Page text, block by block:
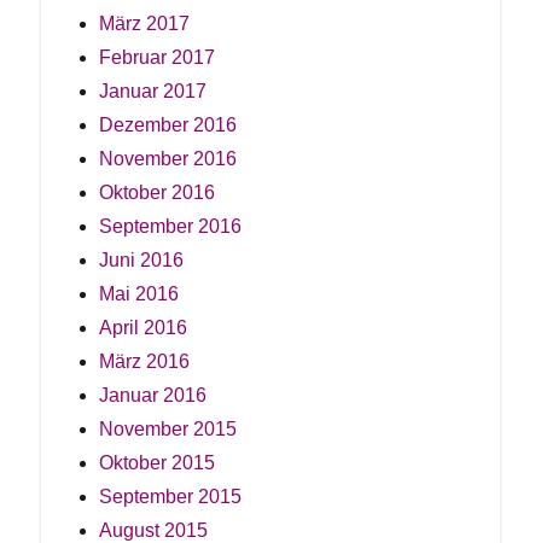
März 2017
Februar 2017
Januar 2017
Dezember 2016
November 2016
Oktober 2016
September 2016
Juni 2016
Mai 2016
April 2016
März 2016
Januar 2016
November 2015
Oktober 2015
September 2015
August 2015